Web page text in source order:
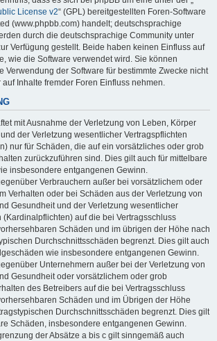
License v2“ (GPL) bereitgestellten Foren-Software
(www.phpbb.com) handelt; deutschsprachige
durch die deutschsprachige Community unter
Verfügung gestellt. Beide haben keinen Einfluss auf
wie die Software verwendet wird. Sie können
Verwendung der Software für bestimmte Zwecke nicht
Inhalte fremder Foren Einfluss nehmen.
mit Ausnahme der Verletzung von Leben, Körper
der Verletzung wesentlicher Vertragspflichten
nur für Schäden, die auf ein vorsätzliches oder grob
zurückzuführen sind. Dies gilt auch für mittelbare
insbesondere entgangenen Gewinn.
Verbrauchern außer bei vorsätzlichem oder
Verhalten oder bei Schäden aus der Verletzung von
Gesundheit und der Verletzung wesentlicher
(Kardinalpflichten) auf die bei Vertragsschluss
Schäden und im übrigen der Höhe nach
Durchschnittsschäden begrenzt. Dies gilt auch
wie insbesondere entgangenen Gewinn.
Unternehmern außer bei der Verletzung von
Gesundheit oder vorsätzlichem oder grob
des Betreibers auf die bei Vertragsschluss
Schäden und im Übrigen der Höhe
Durchschnittsschäden begrenzt. Dies gilt
Schäden, insbesondere entgangenen Gewinn.
der Absätze a bis c gilt sinngemäß auch